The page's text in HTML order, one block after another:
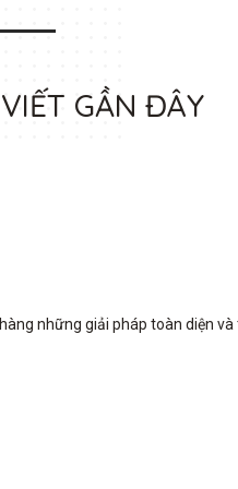
GẦN ĐÂY
những giải pháp toàn diện